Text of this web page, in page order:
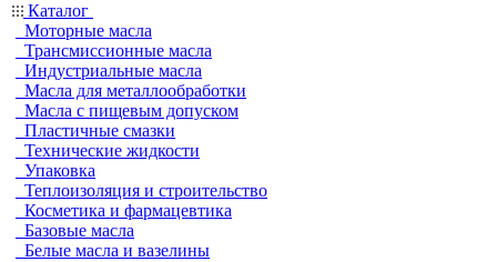
Каталог
Моторные масла
Трансмиссионные масла
Индустриальные масла
Масла для металлообработки
Масла с пищевым допуском
Пластичные смазки
Технические жидкости
Упаковка
Теплоизоляция и строительство
Косметика и фармацевтика
Базовые масла
Белые масла и вазелины